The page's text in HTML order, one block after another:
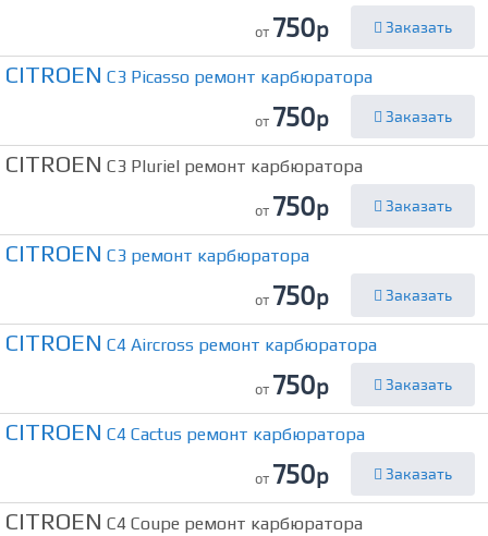
от 750р Заказать
CITROEN C3 Picasso ремонт карбюратора
от 750р Заказать
CITROEN C3 Pluriel ремонт карбюратора
от 750р Заказать
CITROEN C3 ремонт карбюратора
от 750р Заказать
CITROEN C4 Aircross ремонт карбюратора
от 750р Заказать
CITROEN C4 Cactus ремонт карбюратора
от 750р Заказать
CITROEN C4 Coupe ремонт карбюратора